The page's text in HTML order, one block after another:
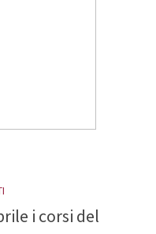
i corsi del